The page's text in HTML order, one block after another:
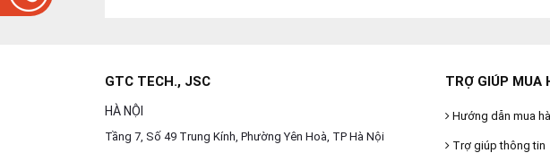
GTC TECH., JSC
HÀ NỘI
Tầng 7, Số 49 Trung Kính, Phường Yên Hoà, TP Hà Nội
TRỢ GIÚP MUA
Hướng dẫn mua
Trợ giúp thông tin